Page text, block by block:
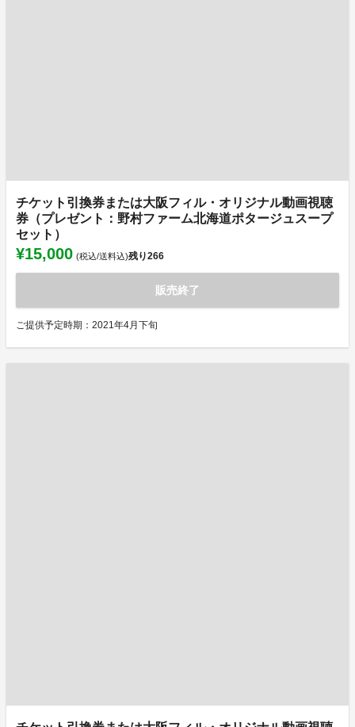
チケット引換券または大阪フィル・オリジナル動画視聴
券（プレゼント：野村ファーム北海道ポタージュスープ
セット）
¥15,000 (税込/送料込)残り266
販売終了
ご提供予定時期：2021年4月下旬